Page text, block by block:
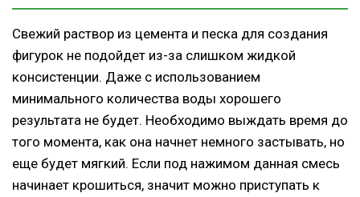
Свежий раствор из цемента и песка для создания
фигурок не подойдет из-за слишком жидкой
консистенции. Даже с использованием
минимального количества воды хорошего
результата не будет. Необходимо выждать время до
того момента, как она начнет немного застывать, но
еще будет мягкий. Если под нажимом данная смесь
начинает крошиться, значит можно приступать к